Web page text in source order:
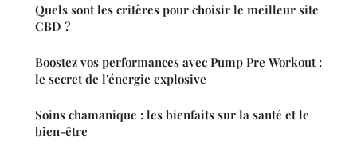
Quels sont les critères pour choisir le meilleur site
CBD ?
Boostez vos performances avec Pump Pre Workout :
le secret de l'énergie explosive
Soins chamanique : les bienfaits sur la santé et le
bien-être